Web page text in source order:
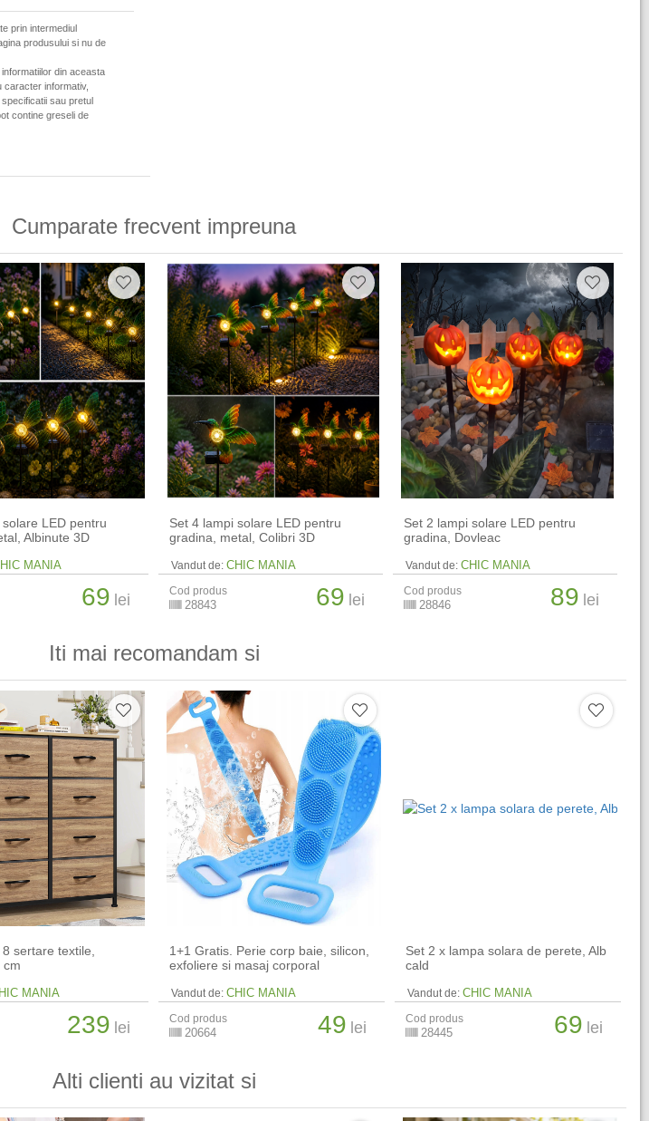
prin intermediul
produsului si nu de
din aceasta
caracter informativ,
sau pretul
contine greseli de
Cumparate frecvent impreuna
LED pentru
Albinute 3D
MANIA
69 lei
Set 4 lampi solare LED pentru
gradina, metal, Colibri 3D
Vandut de: CHIC MANIA
Cod produs
28843 69 lei
Set 2 lampi solare LED pentru
gradina, Dovleac
Vandut de: CHIC MANIA
Cod produs
28846 89 lei
Iti mai recomandam si
sertare textile,
cm
MANIA
239 lei
1+1 Gratis. Perie corp baie, silicon,
exfoliere si masaj corporal
Vandut de: CHIC MANIA
Cod produs
20664 49 lei
Set 2 x lampa solara de perete, Alb
cald
Vandut de: CHIC MANIA
Cod produs
28445 69 lei
Alti clienti au vizitat si